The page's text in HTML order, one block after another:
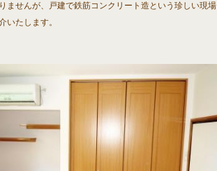
ませんが、戸建で鉄筋コンクリート造という珍しい現場
いたします。